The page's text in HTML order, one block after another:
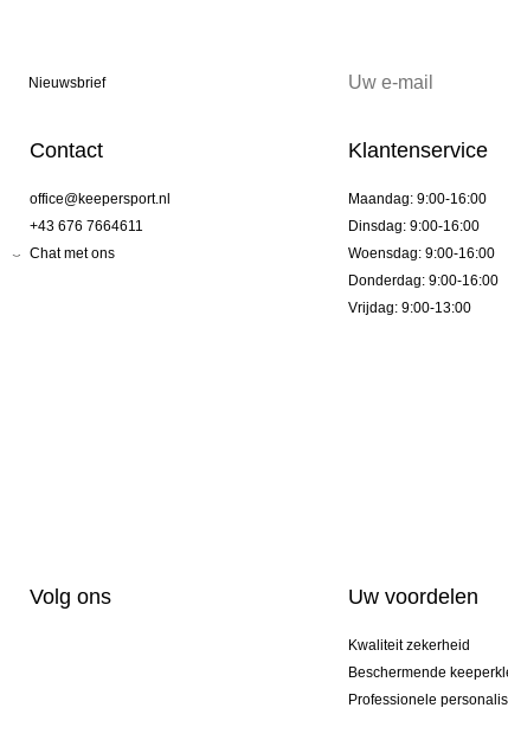
Nieuwsbrief
Contact
office@keepersport.nl
+43 676 7664611
Chat met ons
Klantenservice
Maandag: 9:00-16:00
Dinsdag: 9:00-16:00
Woensdag: 9:00-16:00
Donderdag: 9:00-16:00
Vrijdag: 9:00-13:00
Volg ons Uw voordelen
Kwaliteit zekerheid
Beschermende
Professionele